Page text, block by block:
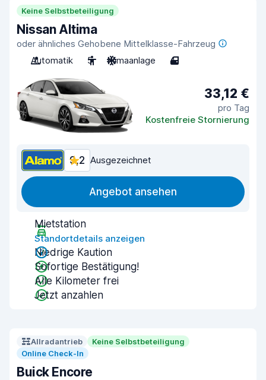
Keine Selbstbeteiligung
Nissan Altima
oder ähnliches Gehobene Mittelklasse-Fahrzeug
Automatik
5 Klimaanlage 4
33,12 €
pro Tag
Kostenfreie Stornierung
9,2 Ausgezeichnet
Angebot ansehen
Mietstation
Standortdetails anzeigen
Niedrige Kaution
Sofortige Bestätigung!
Alle Kilometer frei
Jetzt anzahlen
Allradantrieb
Keine Selbstbeteiligung
Online Check-In
Buick Encore